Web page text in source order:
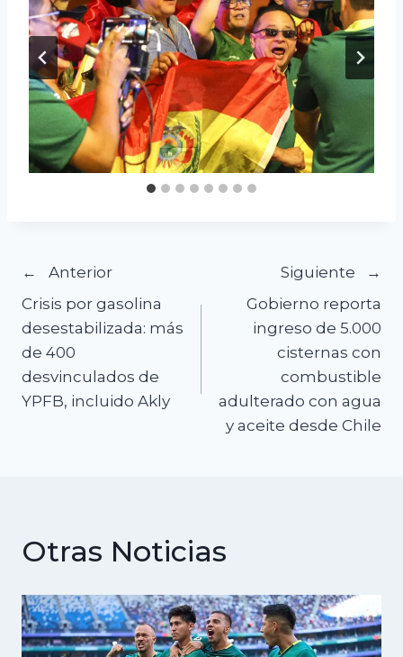
Navegación
de
entradas
Anterior
Crisis por gasolina
desestabilizada: más
de 400
desvinculados de
YPFB, incluido Akly
Siguiente
Gobierno reporta
ingreso de 5.000
cisternas con
combustible
adulterado con agua
y aceite desde Chile
Otras Noticias